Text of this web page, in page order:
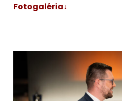
Fotogaléria↓